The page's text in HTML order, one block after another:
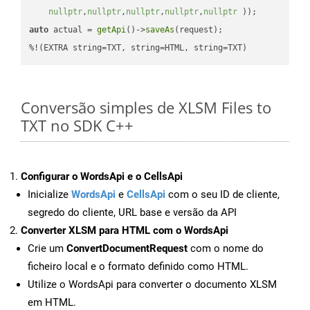
nullptr, nullptr, nullptr, nullptr, nullptr ))
auto actual = getApi()->saveAs (request);
%!(EXTRA string=TXT, string=HTML, string=TXT)
Conversão simples de XLSM Files to
TXT no SDK C++
Configurar o WordsApi e o CellsApi
Inicialize WordsApi e CellsApi com o seu ID de cliente,
segredo do cliente, URL base e versão da API
Converter XLSM para HTML com o WordsApi
Crie um ConvertDocumentRequest com o nome do
ficheiro local e o formato definido como HTML.
Utilize o WordsApi para converter o documento XLSM
em HTML.